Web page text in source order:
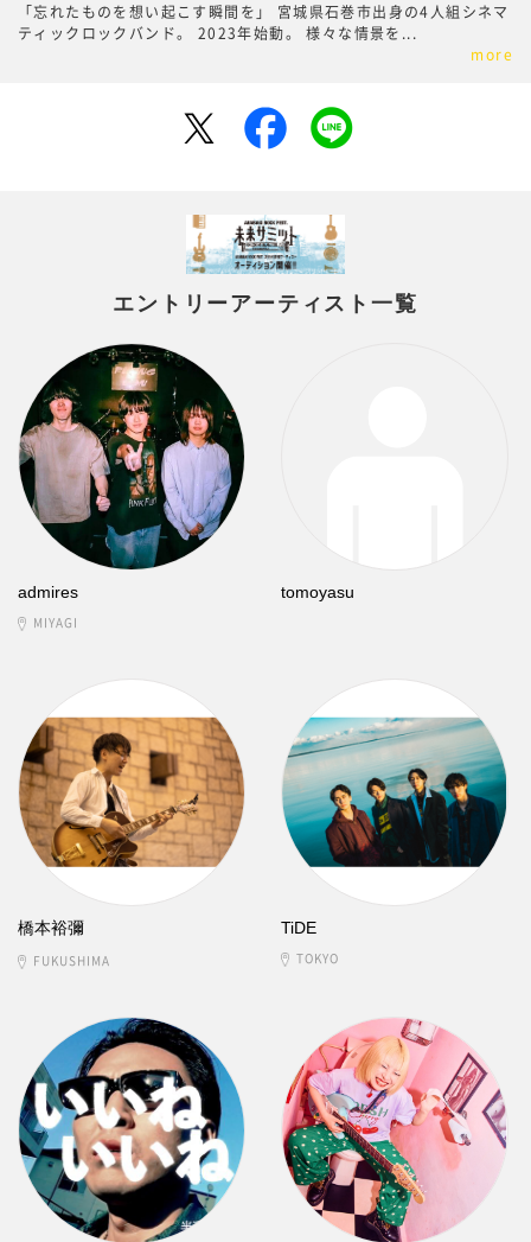
「忘れたものを想い起こす瞬間を」 宮城県石巻市出身の4人組シネマ
ティックロックバンド。 2023年始動。 様々な情景を ...
more
エントリーアーティスト一覧
admires
MIYAGI
tomoyasu
橋本裕彌
FUKUSHIMA
TiDE
TOKYO